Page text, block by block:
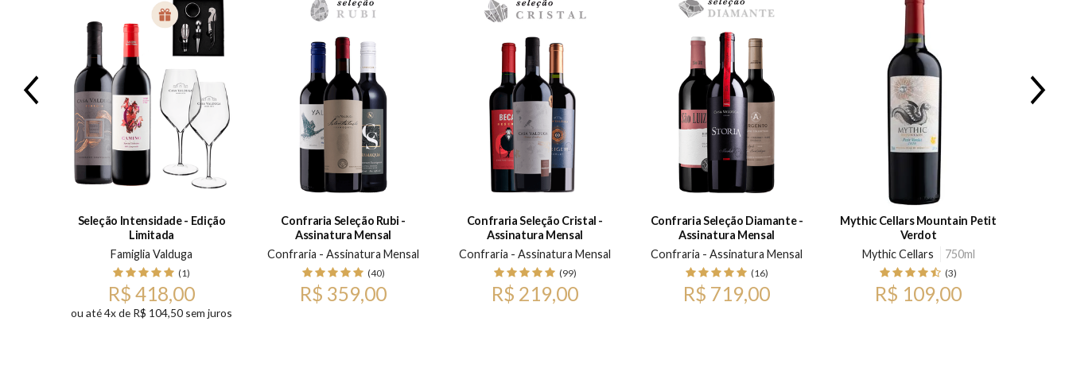
Seleção Intensidade - Edição
Limitada
Famiglia Valduga
(1)
R$ 418,00
ou até 4x de R$ 104,50 sem juros
Confraria Seleção Rubi -
Assinatura Mensal
Confraria - Assinatura Mensal
(40)
R$ 359,00
Confraria Seleção Cristal -
Assinatura Mensal
Confraria - Assinatura Mensal
(99)
R$ 219,00
Confraria Seleção Diamante -
Assinatura Mensal
Confraria - Assinatura Mensal
(16)
R$ 719,00
Mythic Cellars Mountain Petit
Verdot
Mythic Cellars
750ml
(3)
R$ 109,00